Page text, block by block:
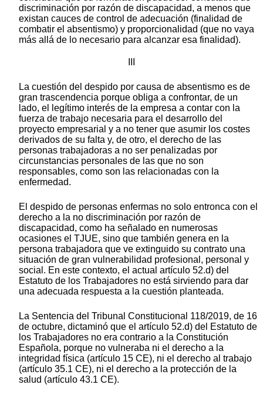
discriminación por razón de discapacidad, a menos que
existan cauces de control de adecuación (finalidad de
combatir el absentismo) y proporcionalidad (que no vaya
más allá de lo necesario para alcanzar esa finalidad).
La cuestión del despido por causa de absentismo es de
gran trascendencia porque obliga a confrontar, de un
lado, el legítimo interés de la empresa a contar con la
fuerza de trabajo necesaria para el desarrollo del
proyecto empresarial y a no tener que asumir los costes
derivados de su falta y, de otro, el derecho de las
personas trabajadoras a no ser penalizadas por
circunstancias personales de las que no son
responsables, como son las relacionadas con la
enfermedad.
El despido de personas enfermas no solo entronca con el
derecho a la no discriminación por razón de
discapacidad, como ha señalado en numerosas
ocasiones el TJUE, sino que también genera en la
persona trabajadora que ve extinguido su contrato una
situación de gran vulnerabilidad profesional, personal y
social. En este contexto, el actual artículo 52.d) del
Estatuto de los Trabajadores no está sirviendo para dar
una adecuada respuesta a la cuestión planteada.
La Sentencia del Tribunal Constitucional 118/2019, de 16
de octubre, dictaminó que el artículo 52.d) del Estatuto de
los Trabajadores no era contrario a la Constitución
Española, porque no vulneraba ni el derecho a la
integridad física (artículo 15 CE), ni el derecho al trabajo
(artículo 35.1 CE), ni el derecho a la protección de la
salud (artículo 43.1 CE).